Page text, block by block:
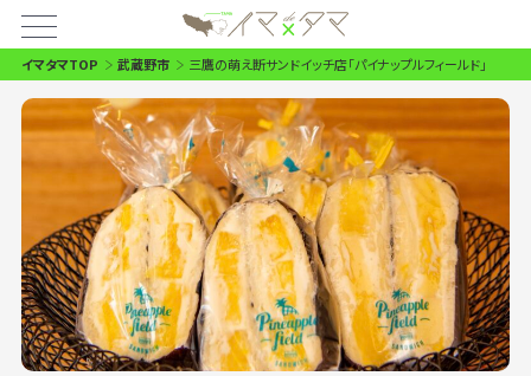
イマタマTOP 武蔵野市 三鷹の萌え断サンドイッチ店「パイナップルフィールド」